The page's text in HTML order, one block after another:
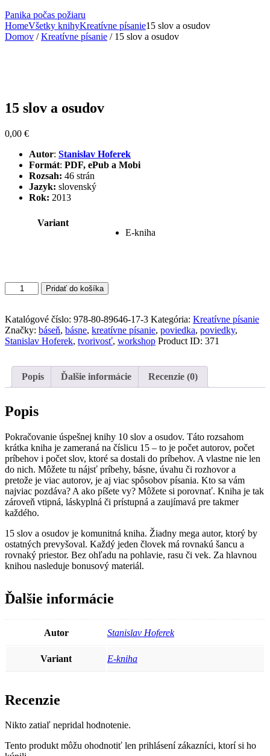
Panika počas požiaru
HomeVšetky knihyKreatívne písanie15 slov a osudov
Domov /Kreatívne písanie / 15 slov a osudov
15 slov a osudov
0,00 €
Autor: Stanislav Hoferek
Formát: PDF, ePub a Mobi
Rozsah: 46 strán
Jazyk: slovenský
Rok: 2013
Variant
E-kniha
množstvo
15
a
osudov
Pridať do košíka
Katalógové číslo: 978-80-89646-17-3 Kategória: Kreatívne písanie
Značky: báseň, básne, kreatívne písanie, poviedka, poviedky,
Stanislav Hoferek, tvorivosť, workshop Product ID: 371
Popis Ďalšie informácie Recenzie (0)
Popis
Pokračovanie úspešnej knihy 10 slov a osudov. Táto rozsahom
krátka kniha je zameraná na číslicu 15 – to je počet autorov, počet
príbehov i počet slov, ktoré sa dostali do príbehov. A vlastne nie len
do nich. Môžete tu nájsť príbehy, básne, úvahu či rozhovor a
pretože je viac autorov, je aj viac spôsobov písania. Kto sa vám
najviac pozdáva? A ako píšete vy? Môžete si porovnať. Kniha je tak
zároveň vtipná, láskyplná či prístupná a zaujímavá pre takmer
každého.
15 slov a osudov je komunitná kniha. Žiadny mega autor, ktorý by
ostatných prevyšoval. Každý jeden človek má rovnakú šancu a
rovnaký priestor. Bez ohľadu na pohlavie, rasu či vek. Za hlavnou
knihou nasleduje bonusový materiál.
Ďalšie informácie
Autor Stanislav Hoferek
Variant E-kniha
Recenzie
Nikto zatiaľ nepridal hodnotenie.
Tento produkt môžu ohodnotiť len prihlásení zákazníci, ktorí si ho